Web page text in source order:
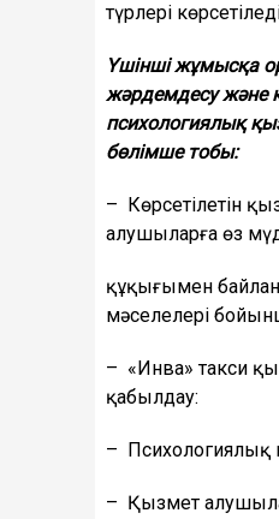
түрлері
Үшінші жұмысқа
жәрдемдесу және
психологиялық
бөлімше тобы:
– Көрсетілетін
алушыларға өз
құқығымен
мәселелері
– «Инва» такси
қабылдау:
– Психологиялық
– Қызмет